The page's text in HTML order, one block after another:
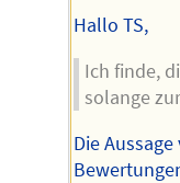
Hallo TS,
Ich finde,
solange
Die